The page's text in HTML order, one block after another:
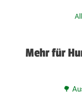
Mehr für
🌳